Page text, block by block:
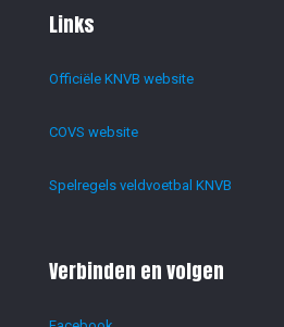
Links
Officiële KNVB website
COVS website
Spelregels veldvoetbal KNVB
Verbinden en volgen